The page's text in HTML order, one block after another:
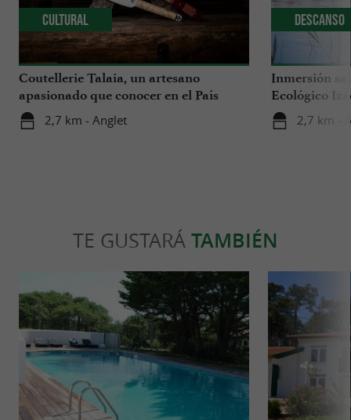
Coutellerie Talaia, un artesano
apasionado que conocer en el País
Vasco
2,7 km - Anglet
Cultural
Inmersión
Ecológico
2,7 km -
Descanso
TE GUSTARÁ TAMBIÉN